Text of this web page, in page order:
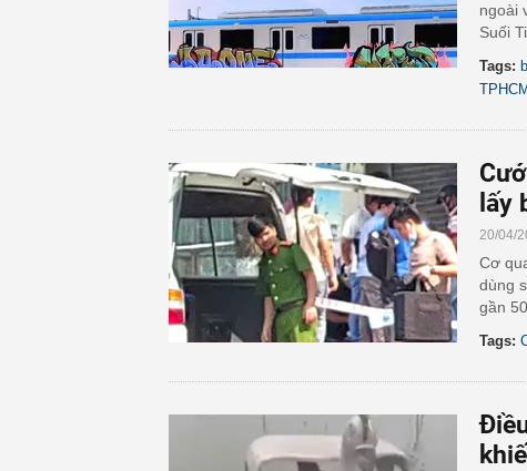
ngoài
Suối
Tags:
TPHCM
lấy
20/04/
Cơ
dùng
gần
Tags: